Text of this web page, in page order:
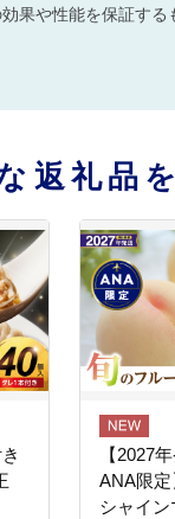
果や性能を保証する
返礼品
【2027
ANA限定
シャイ